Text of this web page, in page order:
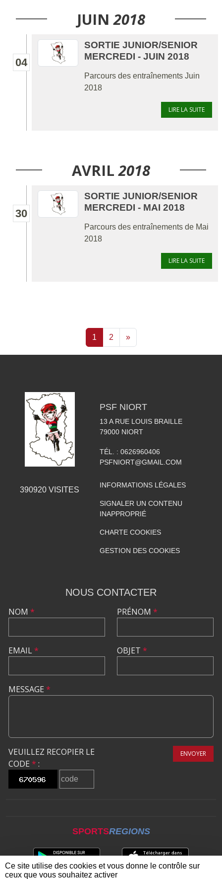
JUIN 2018
04
SORTIE JUNIOR/SENIOR
MERCREDI - JUIN 2018
Parcours des entraînements Juin
2018
LIRE LA SUITE
AVRIL 2018
30
SORTIE JUNIOR/SENIOR
MERCREDI - MAI 2018
Parcours des entraînements de Mai
2018
LIRE LA SUITE
1 2 »
390920 VISITES
PSF NIORT
13 A RUE LOUIS BRAILLE
79000 NIORT
TÉL. : 0626960406
PSFNIORT@GMAIL.COM
INFORMATIONS LÉGALES
SIGNALER UN CONTENU
INAPPROPRIÉ
CHARTE COOKIES
GESTION DES COOKIES
NOUS CONTACTER
NOM *
EMAIL*
PRÉNOM *
OBJET *
MESSAGE *
VEUILLEZ RECOPIER LE
CODE * :
ENVOYER
SPORTSREGIONS
Ce site utilise des cookies et vous donne le contrôle sur
ceux que vous souhaitez activer